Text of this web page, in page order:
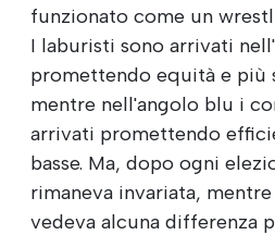
funzionato come un
I laburisti sono arrivati
promettendo equità e più
mentre nell'angolo blu i
arrivati promettendo
basse. Ma, dopo ogni
rimaneva invariata,
vedeva alcuna differenza